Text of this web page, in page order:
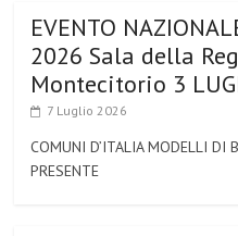
EVENTO
2026 Sala della
Montecitorio 3
7 Luglio 2026
COMUNI D’ITALIA MODELLI DI
PRESENTE